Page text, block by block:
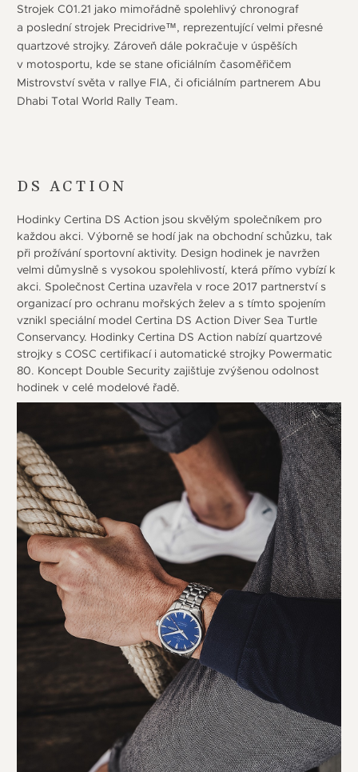
Strojek C01.21 jako mimořádně spolehlivý chronograf
a poslední strojek Precidrive™, reprezentující velmi přesné
quartzové strojky. Zároveň dále pokračuje v úspěších
v motosportu, kde se stane oficiálním časoměřičem
Mistrovství světa v rallye FIA, či oficiálním partnerem Abu
Dhabi Total World Rally Team.
DS ACTION
Hodinky Certina DS Action jsou skvělým společníkem pro
každou akci. Výborně se hodí jak na obchodní schůzku, tak
při prožívání sportovní aktivity. Design hodinek je navržen
velmi důmyslně s vysokou spolehlivostí, která přímo vybízí k
akci. Společnost Certina uzavřela v roce 2017 partnerství s
organizací pro ochranu mořských želev a s tímto spojením
vznikl speciální model Certina DS Action Diver Sea Turtle
Conservancy. Hodinky Certina DS Action nabízí quartzové
strojky s COSC certifikací i automatické strojky Powermatic
80. Koncept Double Security zajišťuje zvýšenou odolnost
hodinek v celé modelové řadě.